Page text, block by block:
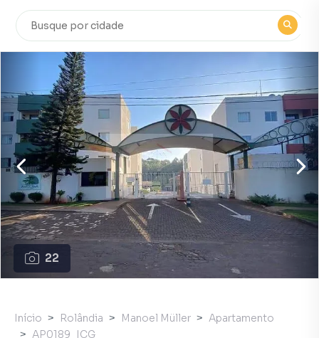
22
Início Rolândia Manoel Müller
Apartamento
AP0189_ICG